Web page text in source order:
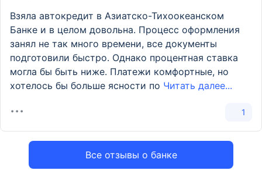
Все отзывы о банке
Взяла автокредит в Азиатско-Тихоокеанском
Банке и в целом довольна. Процесс оформления
занял не так много времени, все документы
подготовили быстро. Однако процентная ставка
могла бы быть ниже. Платежи комфортные, но
хотелось бы больше ясности по Читать далее...
1